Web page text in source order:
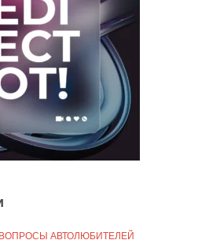
ВОПРОСЫ АВТОЛЮБИТЕЛЕЙ